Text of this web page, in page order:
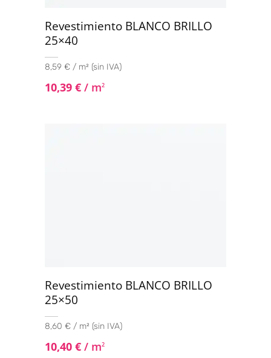
Revestimiento BLANCO BRILLO
25×40
8,59 € / m² (sin IVA)
10,39 € / m2
Revestimiento BLANCO BRILLO
25×50
8,60 € / m² (sin IVA)
10,40 € / m2